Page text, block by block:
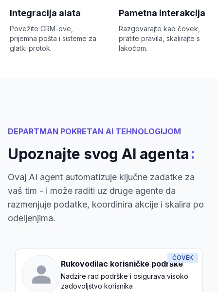
Integracija alata
Povežite CRM-ove,
prijemna pošta i sisteme za
glatki protok.
Pametna interakcija
Razgovarajte kao čovek,
pratite pravila, skalirajte s
lakoćom.
DEPARTMAN POKRETAN AI TEHNOLOGIJOM
Upoznajte svog AI agenta:
Ovaj AI agent automatizuje ključne zadatke za
vaš tim - i može raditi uz druge agente da
razmenjuje podatke, koordinira akcije i skalira po
odeljenjima.
ČOVEK
Rukovodilac korisničke podrške
Nadzire rad podrške i osigurava visoko
zadovoljstvo korisnika